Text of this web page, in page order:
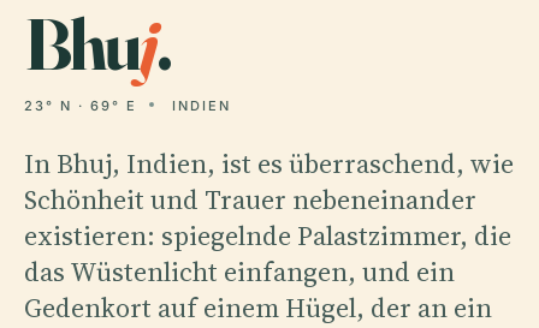
Bhuj.
23° N · 69° E INDIEN
In Bhuj, Indien, ist es überraschend, wie
Schönheit und Trauer nebeneinander
existieren: spiegelnde Palastzimmer, die
das Wüstenlicht einfangen, und ein
Gedenkort auf einem Hügel, der an ein